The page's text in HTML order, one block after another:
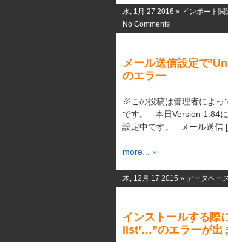
水, 1月 27 2016 » インポート関
No Comments
メール送信設定で
のエラー
※この投稿は管理者によ
です。 本日Version 1.84
設定中です。 メール送信
more... »
木, 12月 17 2015 » データベー
インストールする際
list’…”のエラーが出